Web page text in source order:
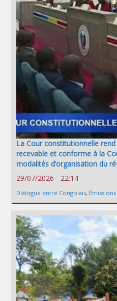
La Cour constitutionnelle
recevable et conforme à la
modalités d’organisation du
29/07/2026 - 22:14
Dialogue entre Congolais, Émissions